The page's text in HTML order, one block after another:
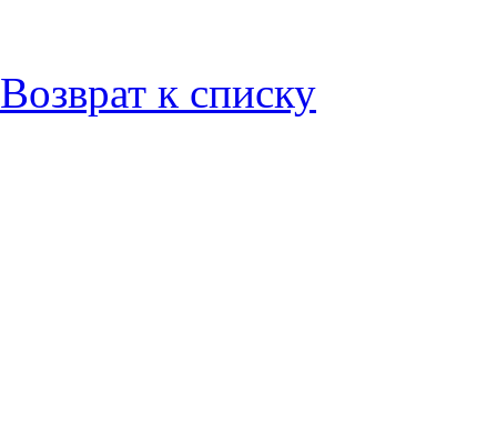
Возврат к списку